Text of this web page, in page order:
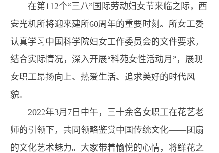
在第112个“三八”国际劳动妇女节来临之际，西
安光机所将迎来建所60周年的重要时刻。所女工委
认真学习中国科学院妇女工作委员会的文件要求，
结合实际情况，深入开展“科苑女性活动月”，展现
女职工昂扬向上、热爱生活、追求美好的时代风
貌。
2022年3月7日中午，三十余名女职工在花艺老
师的引领下，共同领略鉴赏中国传统文化——团扇
的文化艺术魅力。大家带着愉悦的心情，将鲜花之